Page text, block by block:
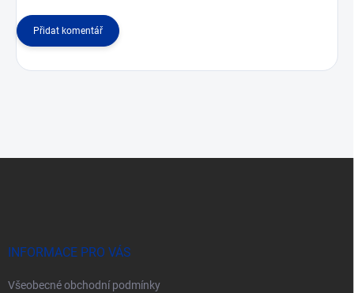
Přidat komentář
INFORMACE PRO VÁS
Všeobecné obchodní podmínky